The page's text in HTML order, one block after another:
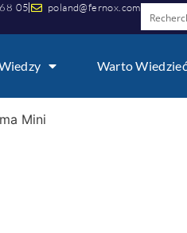
05 poland@fernox.com
Warto Wiedzieć
Mini